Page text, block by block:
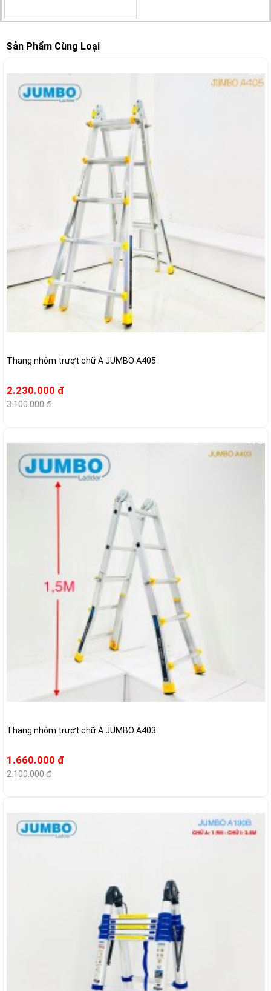
Sản Phẩm Cùng Loại
-28%
Thang nhôm trượt chữ A JUMBO A405
2.230.000 đ
3.100.000 đ
-21%
Thang nhôm trượt chữ A JUMBO A403
1.660.000 đ
2.100.000 đ
-23%